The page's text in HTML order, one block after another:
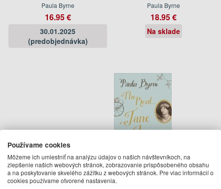
Paula Byrne
16.95 €
30.01.2025
(predobjednávka)
Paula Byrne
18.95 €
Na sklade
Real Jane Austen
Používame cookies
Môžeme ich umiestniť na analýzu údajov o našich návštevníkoch, na
zlepšenie našich webových stránok, zobrazovanie prispôsobeného obsahu
a na poskytovanie skvelého zážitku z webových stránok. Pre viac informácií o
cookies používame otvorené nastavenia.